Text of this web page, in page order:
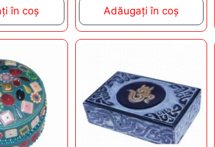
în coș
o
5
Adăugați în coș